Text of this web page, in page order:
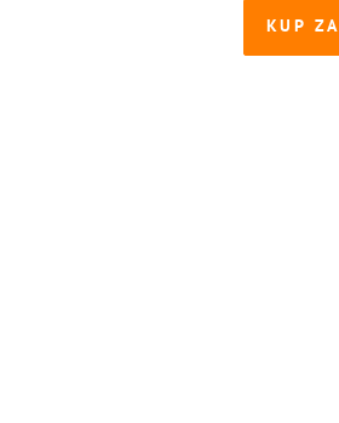
KUP ZA